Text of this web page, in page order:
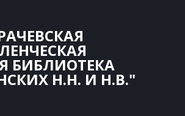
БИБЛИОТЕКА
Н.Н. И Н.В."